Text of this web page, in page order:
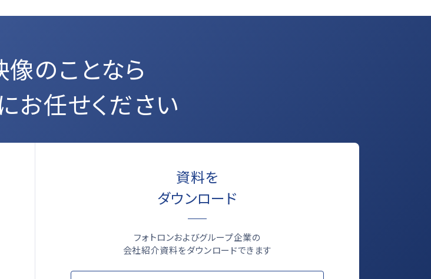
像のことなら
お任せください
資料を
ダウンロード
フォトロンおよびグループ企業の
会社紹介資料をダウンロードできます